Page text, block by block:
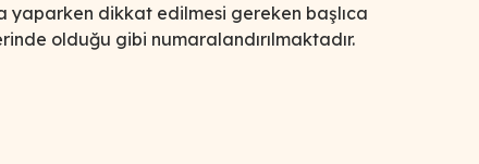
yaparken dikkat edilmesi gereken başlıca
olduğu gibi numaralandırılmaktadır.